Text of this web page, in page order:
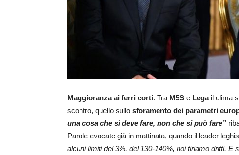
Maggioranza ai ferri corti. Tra M5S e Legail clima
scontro, quello sullo sforamento dei parametri
una cosa che si deve fare, non che si può fare”
Parole evocate già in mattinata, quando il leader
alcuni limiti del 3%, del 130-140%, noi tiriamo dritti.